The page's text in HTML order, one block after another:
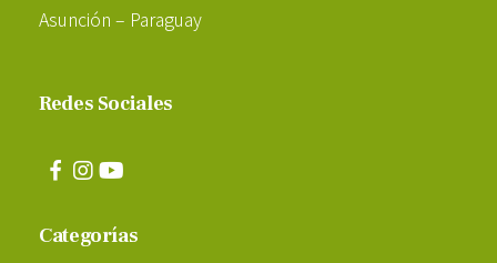
Asunción – Paraguay
Redes Sociales
Categorías